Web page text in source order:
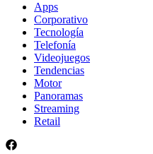
Apps
Corporativo
Tecnología
Telefonía
Videojuegos
Tendencias
Motor
Panoramas
Streaming
Retail